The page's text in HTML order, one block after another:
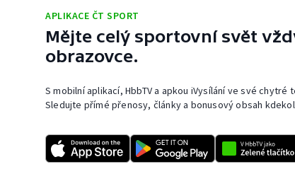
APLIKACE ČT SPORT
Mějte celý sportovní svět
obrazovce.
S mobilní aplikací, HbbTV a apkou iVysílání ve své
Sledujte přímé přenosy, články a bonusový obsah